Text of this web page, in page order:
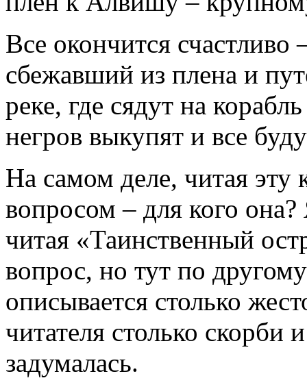
Все окончится счастливо
сбежавший из плена и
реке, где сядут на
негров выкупят и все
На самом деле, читая эту
вопросом – для кого
читая «Таинственный
вопрос, но тут по
описывается столько
читателя столько скорби
задумалась.